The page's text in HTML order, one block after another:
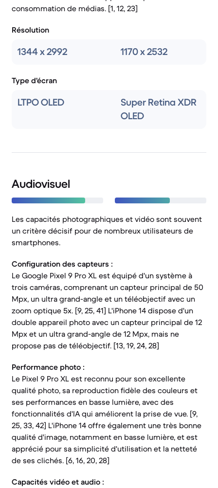
consommation de médias. [1, 12, 23]
Résolution
1344 x 2992 1170 x 2532
Type d'écran
LTPO OLED
Super Retina XDR
OLED
Audiovisuel
Les capacités photographiques et vidéo sont souvent
un critère décisif pour de nombreux utilisateurs de
smartphones.
Configuration des capteurs :
Le Google Pixel 9 Pro XL est équipé d'un système à
trois caméras, comprenant un capteur principal de 50
Mpx, un ultra grand-angle et un téléobjectif avec un
zoom optique 5x. [9, 25, 41] L'iPhone 14 dispose d'un
double appareil photo avec un capteur principal de 12
Mpx et un ultra grand-angle de 12 Mpx, mais ne
propose pas de téléobjectif. [13, 19, 24, 28]
Performance photo :
Le Pixel 9 Pro XL est reconnu pour son excellente
qualité photo, sa reproduction fidèle des couleurs et
ses performances en basse lumière, avec des
fonctionnalités d'IA qui améliorent la prise de vue. [9,
25, 33, 42] L'iPhone 14 offre également une très bonne
qualité d'image, notamment en basse lumière, et est
apprécié pour sa simplicité d'utilisation et la netteté
de ses clichés. [6, 16, 20, 28]
Capacités vidéo et audio :